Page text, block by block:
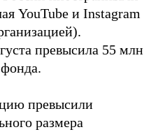
YouTube и Instagram
превысила 55 млн
превысили
размера